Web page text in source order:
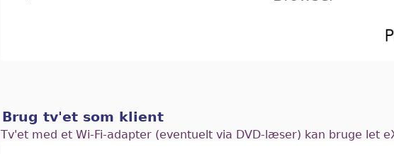
Brug tv'et som klient
Tv'et med et Wi-Fi-adapter (eventuelt via DVD-læser) kan bruge let